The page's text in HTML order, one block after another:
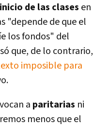
inicio de las clases en
"depende de que el
los fondos" del
que, de lo contrario,
imposible para
a paritarias ni
menos que el